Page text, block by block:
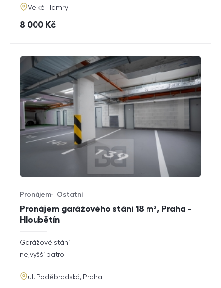
adresa
Velké Hamry
cena
8 000 Kč
Pronájem garážového stání 18 m², Praha -
Hloubětín
Typ nabídky
Pronájem
Typ nemovitosti
Ostatní
rozměry
dispozice
Garážové stání
funkce
nejvyšší patro
adresa
ul. Poděbradská, Praha